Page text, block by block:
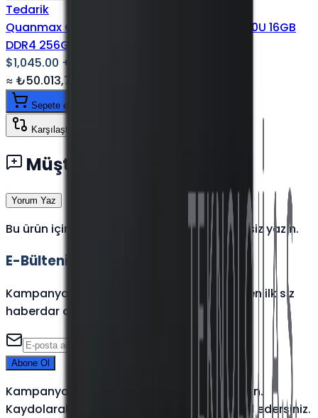
Tedarik
Quanmax Q Serisi Endüstriyel Box PC I7 10710U 16GB
DDR4 256GB NVMe SSD WI-FI
$1,045.00 + KDV
≈ ₺50.013,70
Sepete ekle
Karşılaştır
Müşteri Yorumları
Yorum Yaz
Bu ürün için henüz yorum yok — ilk yorumu siz yazın.
E-Bültenimize Katılın
Kampanya, yeni ürün ve sektörel içeriklerden ilk siz
haberdar olun.
Abone Ol
Kampanya ve yeni ürünlerden haberdar olun.
Kaydolarak KVKK aydınlatma metnini kabul edersiniz.